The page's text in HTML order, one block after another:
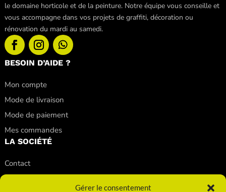
Gérer le consentement
le domaine horticole et de la peinture. Notre équipe vous conseille et
vous accompagne dans vos projets de graffiti, décoration ou
rénovation du mardi au samedi.
BESOIN D’AIDE ?
Mon compte
Mode de livraison
Mode de paiement
Mes commandes
LA SOCIÉTÉ
Contact
Nos conseils